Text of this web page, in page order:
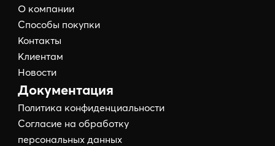
О компании
Способы покупки
Контакты
Клиентам
Новости
Документация
Политика конфиденциальности
Согласие на обработку
персональных данных